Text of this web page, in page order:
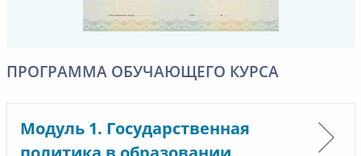
ПРОГРАММА ОБУЧАЮЩЕГО КУРСА
Модуль 1. Государственная